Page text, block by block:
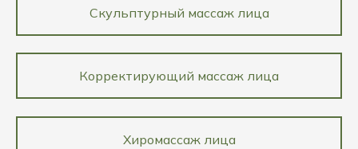
Скульптурный массаж лица
Корректирующий массаж лица
Хиромассаж лица